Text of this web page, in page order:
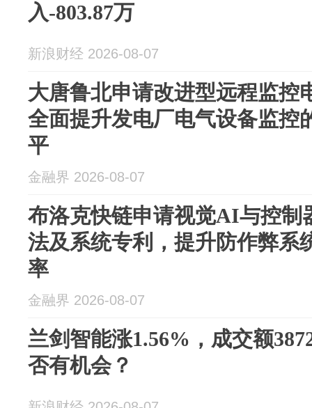
入-803.87万
新浪财经 2026-08-07
大唐鲁北申请改进型远程监控
全面提升发电厂电气设备监控
平
金融界 2026-08-07
布洛克快链申请视觉AI与控制
法及系统专利，提升防作弊系
率
金融界 2026-08-07
兰剑智能涨1.56%，成交额
否有机会？